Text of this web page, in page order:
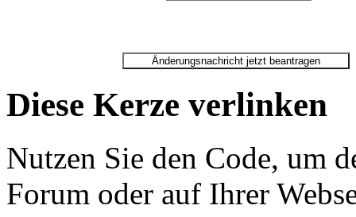
Diese Kerze verlinken
Nutzen Sie den Code, um
Forum oder auf Ihrer